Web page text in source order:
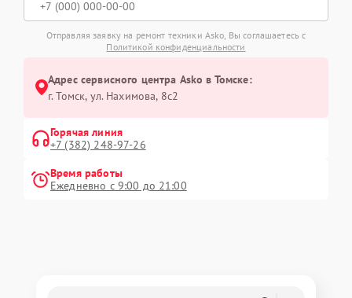
Отправляя заявку на ремонт техники Asko, Вы соглашаетесь с
Политикой конфиденциальности
Адрес сервисного центра Asko в Томске:
г. Томск, ул. Нахимова, 8с2
Горячая линия
+7 (382) 248-97-26
Время работы
Ежедневно с 9:00 до 21:00